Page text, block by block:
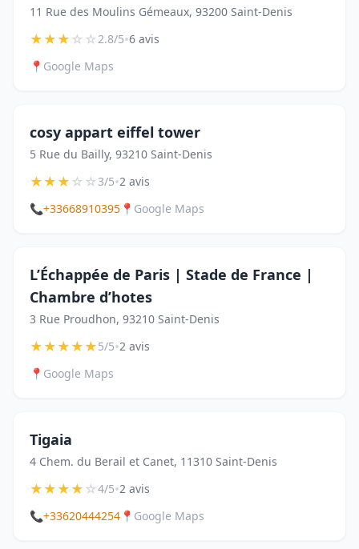
11 Rue des Moulins Gémeaux, 93200 Saint-Denis
★★★☆☆2.8/5•6 avis
📍 Google Maps
cosy appart eiffel tower
5 Rue du Bailly, 93210 Saint-Denis
★★★☆☆3/5•2 avis
📞+33668910395 📍 Google Maps
L’Échappée de Paris | Stade de France |
Chambre d’hotes
3 Rue Proudhon, 93210 Saint-Denis
★★★★★5/5•2 avis
📍 Google Maps
Tigaia
4 Chem. du Berail et Canet, 11310 Saint-Denis
★★★★☆4/5•2 avis
📞+33620444254 📍 Google Maps